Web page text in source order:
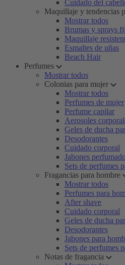
Cuidado del
Maquillaje y tendencias
Mostrar todos
Brumas y sprays
Maquillaje
Esmaltes de uñas
Beach Hair
Perfumes
Mostrar todos
Colonias para mujer
Mostrar todos
Perfumes de mujer
Perfume capilar
Aerosoles
Geles de ducha
Desodorantes
Cuidado corporal
Jabones
Sets de perfumes
Fragancias para hombre
Mostrar todos
Perfumes para
After shave
Cuidado corporal
Geles de ducha
Desodorantes
Jabones para
Sets de perfumes
Notas de fragancia